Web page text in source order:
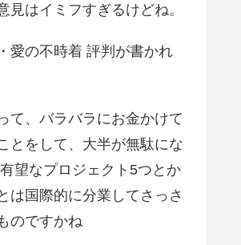
見はイミフすぎるけどね。
愛の不時着 評判が書かれ
て、バラバラにお金かけて
とをして、大半が無駄にな
望なプロジェクト5つとか
は国際的に分業してさっさ
のですかね